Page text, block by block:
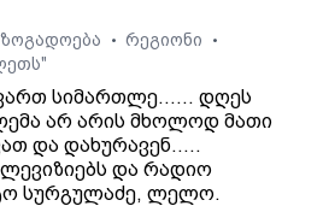
• რეგიონი •
სიმართლე...... დღეს
არ არის მხოლოდ მათი
და დახურავენ.....
და რადიო
სურგულაძე, ლელო.